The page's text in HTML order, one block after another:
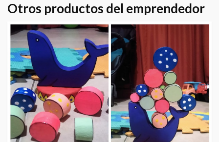
Otros productos del emprendedor